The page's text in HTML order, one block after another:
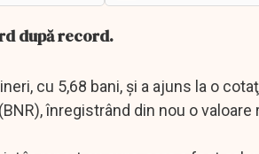
după record.
cu 5,68 bani, şi a ajuns la o
înregistrând din nou o valoare